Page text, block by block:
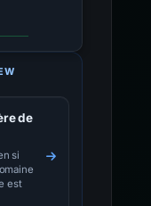
de
si
est